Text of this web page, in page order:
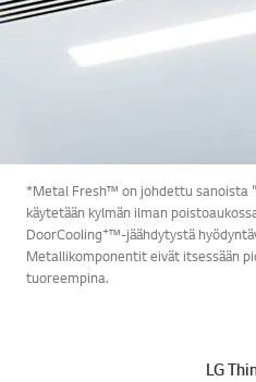
*Metal Fresh™ on johdettu sanoista
käytetään kylmän ilman
DoorCooling+™-jäähdytystä
Metallikomponentit eivät itsessään
tuoreempina.
LG